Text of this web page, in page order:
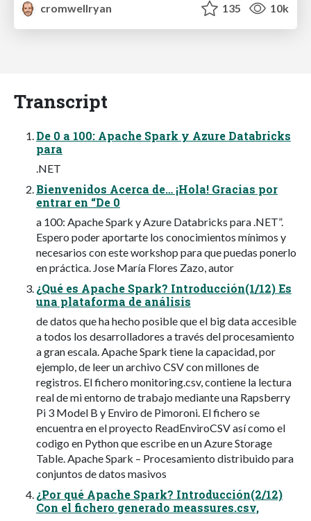
cromwellryan
135 10k
Transcript
De 0 a 100: Apache Spark y Azure Databricks
para
.NET
Bienvenidos Acerca de… ¡Hola! Gracias por
entrar en “De 0
a 100: Apache Spark y Azure Databricks para .NET”.
Espero poder aportarte los conocimientos mínimos y
necesarios con este workshop para que puedas ponerlo
en práctica. Jose María Flores Zazo, autor
¿Qué es Apache Spark? Introducción(1/12) Es
una plataforma de análisis
de datos que ha hecho posible que el big data accesible
a todos los desarrolladores a través del procesamiento
a gran escala. Apache Spark tiene la capacidad, por
ejemplo, de leer un archivo CSV con millones de
registros. El fichero monitoring.csv, contiene la lectura
real de mi entorno de trabajo mediante una Rapsberry
Pi 3 Model B y Enviro de Pimoroni. El fichero se
encuentra en el proyecto ReadEnviroCSV así como el
codigo en Python que escribe en un Azure Storage
Table. Apache Spark – Procesamiento distribuido para
conjuntos de datos masivos
¿Por qué Apache Spark? Introducción(2/12)
Con el fichero generado meassures.csv,